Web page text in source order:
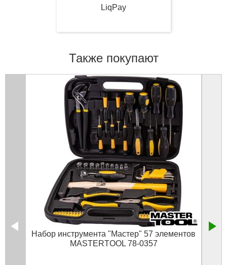
LiqPay
Также покупают
Набор инструмента "Мастер" 57 элементов
MASTERTOOL 78-0357